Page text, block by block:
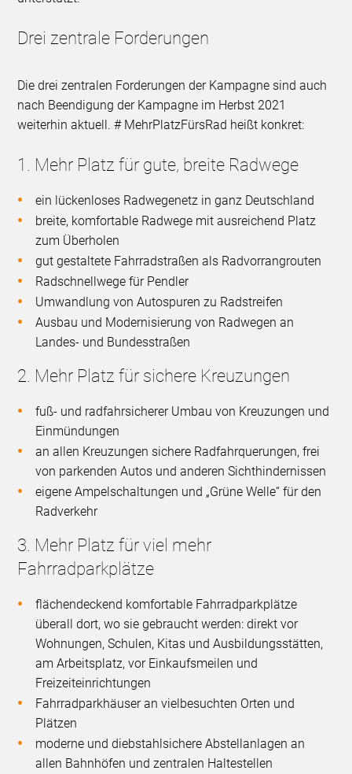
Drei zentrale Forderungen
Die drei zentralen Forderungen der Kampagne sind auch
nach Beendigung der Kampagne im Herbst 2021
weiterhin aktuell. # MehrPlatzFürsRad heißt konkret:
1. Mehr Platz für gute, breite Radwege
ein lückenloses Radwegenetz in ganz Deutschland
breite, komfortable Radwege mit ausreichend Platz
zum Überholen
gut gestaltete Fahrradstraßen als Radvorrangrouten
Radschnellwege für Pendler
Umwandlung von Autospuren zu Radstreifen
Ausbau und Modernisierung von Radwegen an
Landes- und Bundesstraßen
2. Mehr Platz für sichere Kreuzungen
fuß- und radfahrsicherer Umbau von Kreuzungen und
Einmündungen
an allen Kreuzungen sichere Radfahrquerungen, frei
von parkenden Autos und anderen Sichthindernissen
eigene Ampelschaltungen und „Grüne Welle“ für den
Radverkehr
3. Mehr Platz für viel mehr
Fahrradparkplätze
flächendeckend komfortable Fahrradparkplätze
überall dort, wo sie gebraucht werden: direkt vor
Wohnungen, Schulen, Kitas und Ausbildungsstätten,
am Arbeitsplatz, vor Einkaufsmeilen und
Freizeiteinrichtungen
Fahrradparkhäuser an vielbesuchten Orten und
Plätzen
moderne und diebstahlsichere Abstellanlagen an
allen Bahnhöfen und zentralen Haltestellen